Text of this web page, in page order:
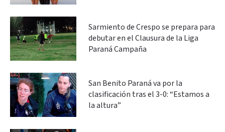
Sarmiento de Crespo se prepara para
debutar en el Clausura de la Liga
Paraná Campaña
San Benito Paraná va por la
clasificación tras el 3-0: “Estamos a
la altura”